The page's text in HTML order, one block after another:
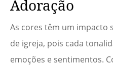
Adoração
As cores têm um impacto
de igreja, pois cada
emoções e sentimentos.